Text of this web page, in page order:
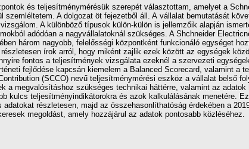
és teljesítménymérésük szerepét választottam, amelyet a
szemléltetem. A dolgozat öt fejezetből áll. A vállalat bemutatását
A különböző típusok külön-külön is jellemzőik alapján
adódóan a nagyvállalatoknál szükséges. A Shchneider
három nagyobb, felelősségi központként funkcionáló egységet
írok arról, hogy miként zajlik ezek között az egységek
fontos a teljesítmények vizsgálata ezeknél a szervezeti
fejlődése kapcsán kiemelem a Balanced Scorecard, valamint a
(SCCO) nevű teljesítménymérési eszköz a vállalat belső
a megvalósításhoz szükséges technikai háttérre, valamint az
kulcs teljesítményindikátorokra és azok kalkulálásának menetére.
részletesen, majd az összehasonlíthatóság érdekében a
megoldást, amely hozzájárul az adatok pontosabb közléséhez.